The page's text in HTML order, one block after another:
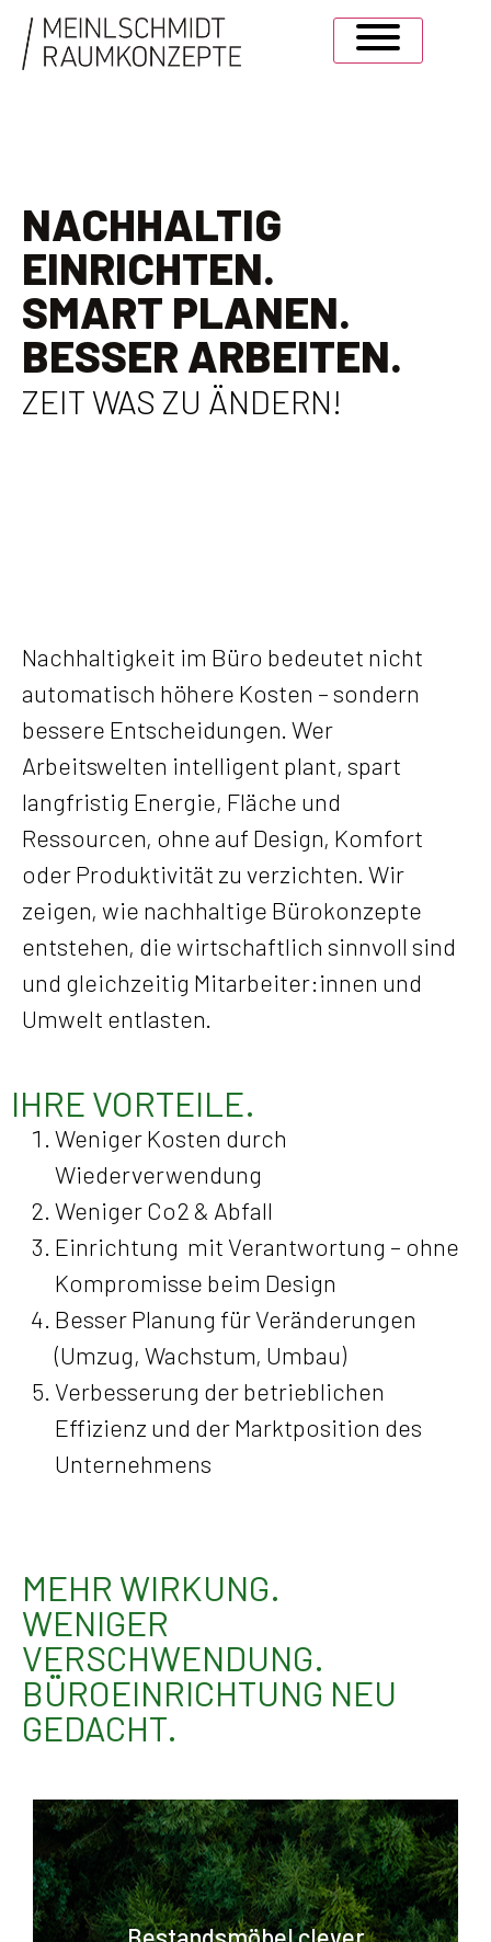
NACHHALTIG
EINRICHTEN.
SMART PLANEN.
BESSER ARBEITEN.
ZEIT WAS ZU ÄNDERN!
Nachhaltigkeit im Büro bedeutet nicht
automatisch höhere Kosten – sondern
bessere Entscheidungen. Wer
Arbeitswelten intelligent plant, spart
langfristig Energie, Fläche und
Ressourcen, ohne auf Design, Komfort
oder Produktivität zu verzichten. Wir
zeigen, wie nachhaltige Bürokonzepte
entstehen, die wirtschaftlich sinnvoll sind
und gleichzeitig Mitarbeiter:innen und
Umwelt entlasten.
IHRE VORTEILE.
Weniger Kosten durch
Wiederverwendung
Weniger Co2 & Abfall
Einrichtung mit Verantwortung – ohne
Kompromisse beim Design
Besser Planung für Veränderungen
(Umzug, Wachstum, Umbau)
Verbesserung der betrieblichen
Effizienz und der Marktposition des
Unternehmens
MEHR WIRKUNG.
WENIGER
VERSCHWENDUNG.
BÜROEINRICHTUNG NEU
GEDACHT.
Wir prüfen was bleibt - und